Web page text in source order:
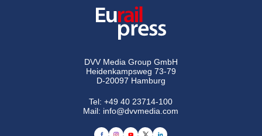
DVV Media Group GmbH
Heidenkampsweg 73-79
D-20097 Hamburg
Tel:+49 40 23714-100
Mail: info@dvvmedia.com